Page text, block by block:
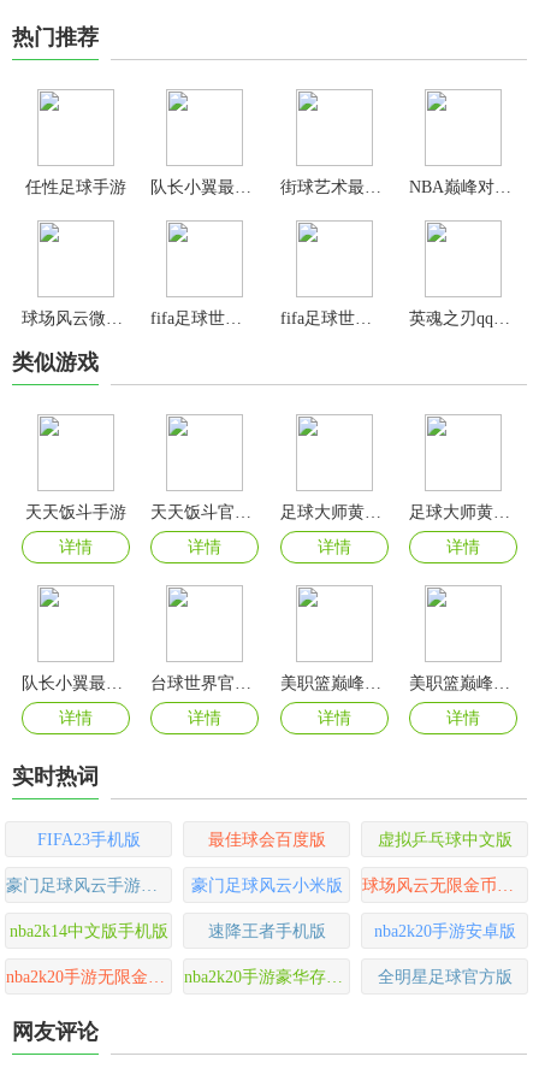
热门推荐
任性足球手游 街球艺术最新版
fifa足球世界体验服
类似游戏
天天饭斗手游
详情
详情
足球大师黄金一代0.1折
详情
详情
队长小翼最强十一人官方版
详情
详情
美职篮巅峰对决无限资源版
详情
详情
实时热词
FIFA23手机版 最佳球会百度版 虚拟乒乓球中文版
豪门足球风云小米版
nba2k14中文版手机版 速降王者手机版 nba2k20手游安卓版
全明星足球官方版
网友评论